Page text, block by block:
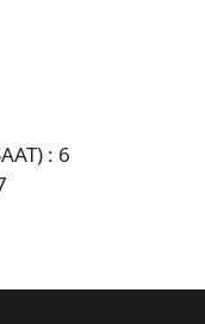
: 6